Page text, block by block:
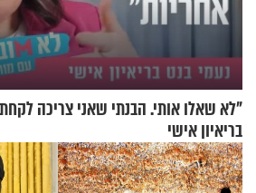
"לא שאלו אותי. הבנתי שאני צריכה
בריאיון אישי